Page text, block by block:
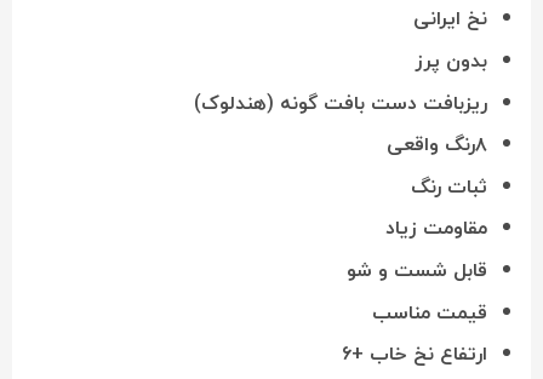
امتیازدهی
نخ ایرانی
بدون پرز
ریزبافت دست بافت گونه (هندلوک)
۸رنگ واقعی
ثبات رنگ
مقاومت زیاد
قابل شست و شو
قیمت مناسب
ارتفاع نخ خاب +۶